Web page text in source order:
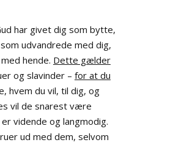
har givet dig som bytte,
udvandrede med dig,
hende. Dette gælder
og slavinder – for at du
hvem du vil, til dig, og
vil de snarest være
vidende og langmodig.
ud med dem, selvom